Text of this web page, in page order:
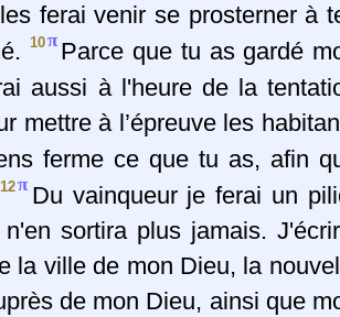
ferai venir se prosterner à
10π Parce que tu as gardé
aussi à l'heure de la
mettre à l’épreuve les
ferme ce que tu as, afin
12π Du vainqueur je ferai un
sortira plus jamais.
la ville de mon Dieu, la
de mon Dieu, ainsi que